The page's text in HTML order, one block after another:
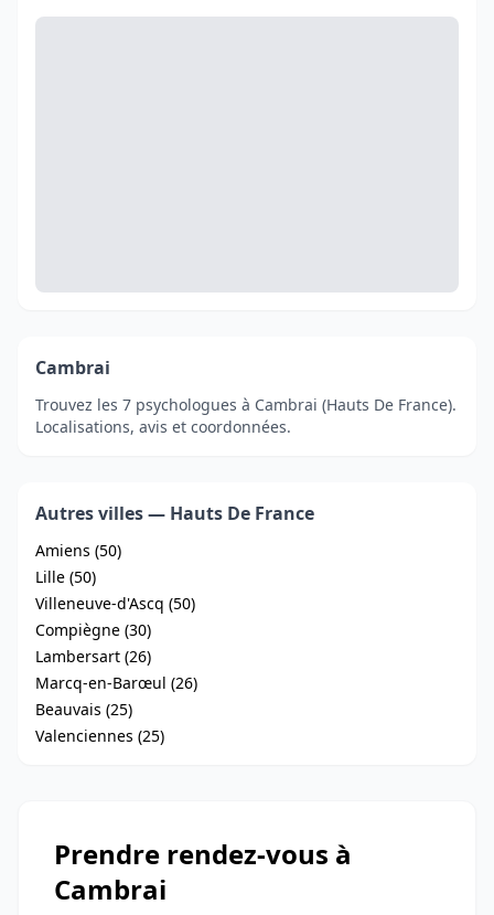
Cambrai
Trouvez les 7 psychologues à Cambrai (Hauts De France).
Localisations, avis et coordonnées.
Autres villes — Hauts De France
Amiens (50)
Lille (50)
Villeneuve-d'Ascq (50)
Compiègne (30)
Lambersart (26)
Marcq-en-Barœul (26)
Beauvais (25)
Valenciennes (25)
Prendre rendez-vous à
Cambrai